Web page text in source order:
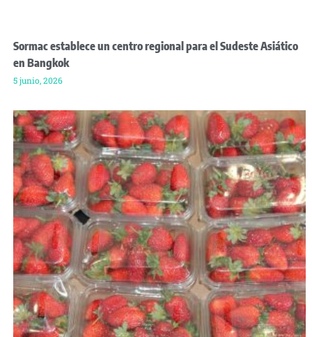
Sormac establece un centro regional para el Sudeste Asiático
en Bangkok
5 junio, 2026